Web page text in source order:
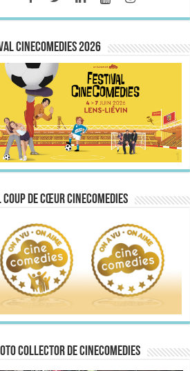
CINECOMEDIES 2026
de Cœur CineComedies
collector de CineComedies